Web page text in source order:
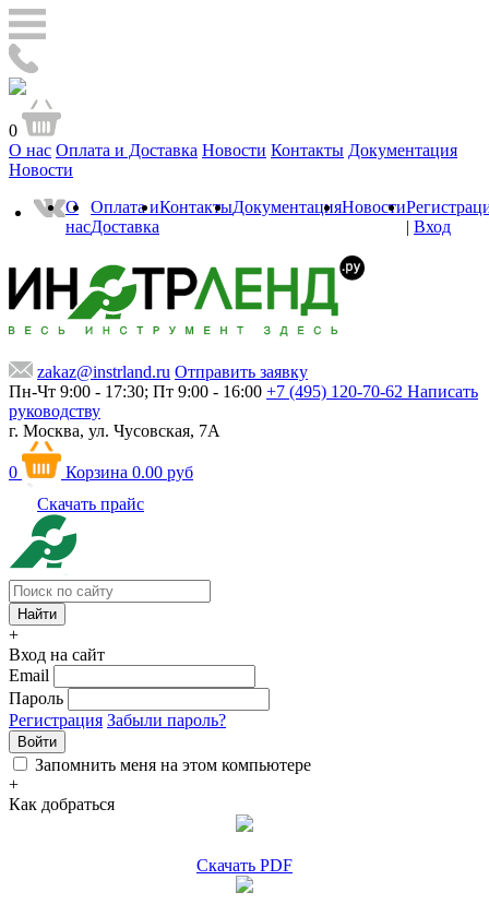
0
О нас Оплата и Доставка Новости Контакты Документация
Новости
О
нас
Оплата и
Доставка
КонтактыДокументацияНовости
| Вход
zakaz@instrland.ru Отправить заявку
Пн-Чт 9:00 - 17:30; Пт 9:00 - 16:00 +7 (495) 120-70-62 Написать
руководству
г. Москва, ул. Чусовская, 7А
0 Корзина 0.00 руб
Скачать прайс
+
Вход на сайт
Email
Пароль
Регистрация Забыли пароль?
Войти
Запомнить меня на этом компьютере
+
Как добраться
Скачать PDF